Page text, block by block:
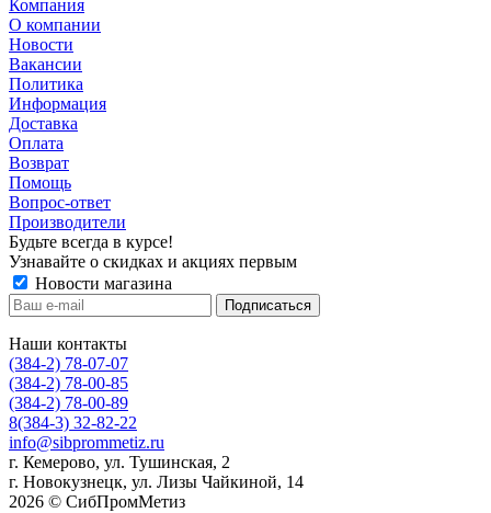
Компания
О компании
Новости
Вакансии
Политика
Информация
Доставка
Оплата
Возврат
Помощь
Вопрос-ответ
Производители
Будьте всегда в курсе!
Узнавайте о скидках и акциях первым
Новости магазина
Наши контакты
(384-2) 78-07-07
(384-2) 78-00-85
(384-2) 78-00-89
8(384-3) 32-82-22
info@sibprommetiz.ru
г. Кемерово, ул. Тушинская, 2
г. Новокузнецк, ул. Лизы Чайкиной, 14
2026 © СибПромМетиз